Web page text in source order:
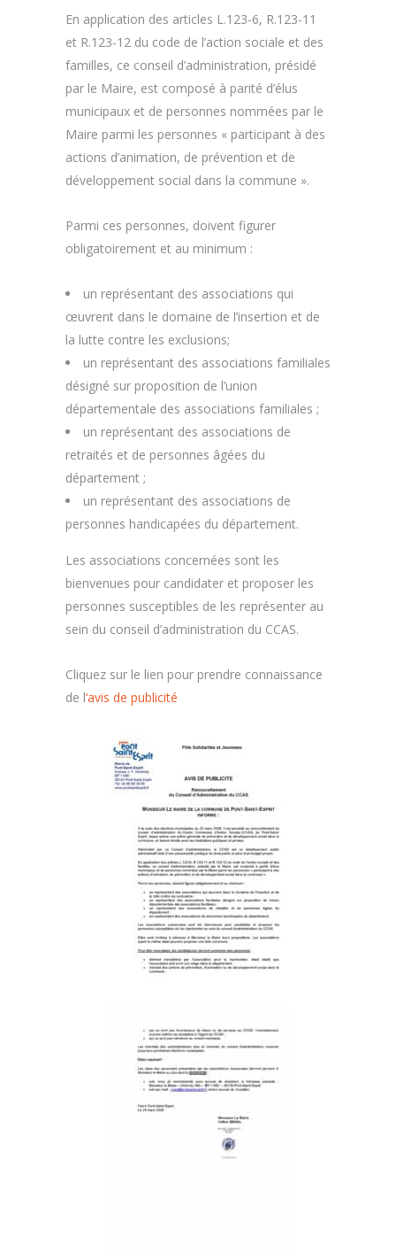
En application des articles L.123-6, R.123-11
et R.123-12 du code de l’action sociale et des
familles, ce conseil d’administration, présidé
par le Maire, est composé à parité d’élus
municipaux et de personnes nommées par le
Maire parmi les personnes « participant à des
actions d’animation, de prévention et de
développement social dans la commune ».
Parmi ces personnes, doivent figurer
obligatoirement et au minimum :
un représentant des associations qui
œuvrent dans le domaine de l’insertion et de
la lutte contre les exclusions;
un représentant des associations familiales
désigné sur proposition de l’union
départementale des associations familiales ;
un représentant des associations de
retraités et de personnes âgées du
département ;
un représentant des associations de
personnes handicapées du département.
Les associations concernées sont les
bienvenues pour candidater et proposer les
personnes susceptibles de les représenter au
sein du conseil d’administration du CCAS.
Cliquez sur le lien pour prendre connaissance
de l‘avis de publicité